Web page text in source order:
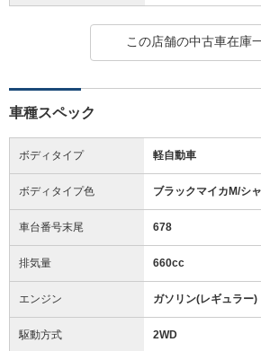
この店舗の中古車在庫
車種スペック
ボディタイプ 軽自動車
ボディタイプ色 ブラックマイカM/シ
車台番号末尾 678
排気量 660cc
エンジン ガソリン(レギュラー)
駆動方式 2WD